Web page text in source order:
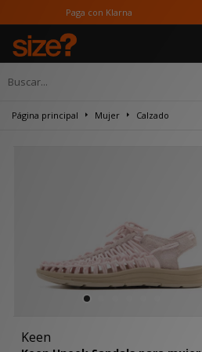
Paga con Klarna
Página principal Mujer Calzado
Keen